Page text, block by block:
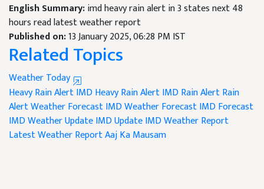
English Summary:imd heavy rain alert in 3 states next 48
hours read latest weather report
Published on:13 January 2025, 06:28 PM IST
Related Topics
Weather Today
Heavy Rain AlertIMD Heavy Rain AlertIMD Rain AlertRain
AlertWeather ForecastIMD Weather ForecastIMD Forecast
IMD Weather UpdateIMD UpdateIMD Weather Report
Latest Weather ReportAaj Ka Mausam